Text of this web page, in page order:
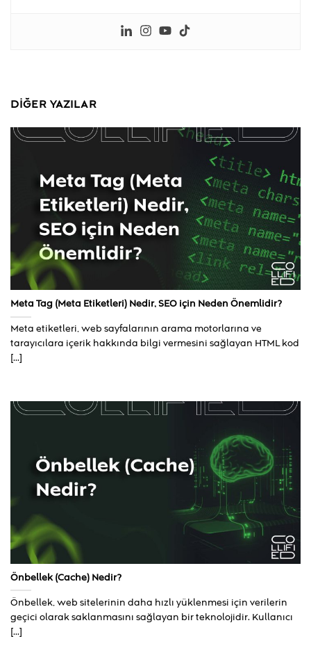
DIĞER YAZILAR
Meta Tag (Meta Etiketleri) Nedir, SEO için Neden Önemlidir?
Meta etiketleri, web sayfalarının arama motorlarına ve
tarayıcılara içerik hakkında bilgi vermesini sağlayan HTML kod
[...]
Önbellek (Cache) Nedir?
Önbellek, web sitelerinin daha hızlı yüklenmesi için verilerin
geçici olarak saklanmasını sağlayan bir teknolojidir. Kullanıcı
[...]